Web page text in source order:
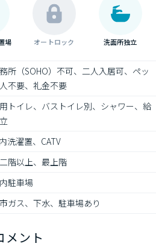
場 オートロック 洗面所独立
所（SOHO）不可、二人入居可、ペッ
不要、礼金不要
トイレ、バストイレ別、シャワー、給
洗濯置、CATV
階以上、最上階
駐車場
ガス、下水、駐車場あり
メント